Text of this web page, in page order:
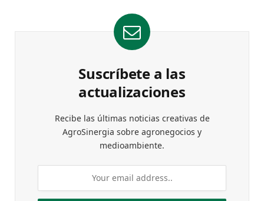
Suscríbete a las
actualizaciones
Recibe las últimas noticias creativas de
AgroSinergia sobre agronegocios y
medioambiente.